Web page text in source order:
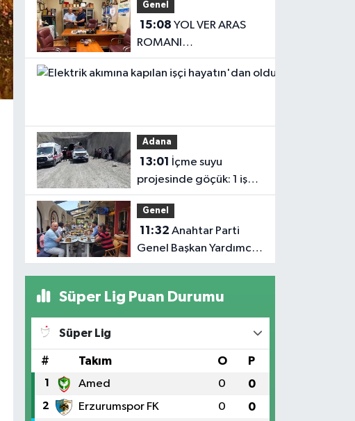
kararlı koca ikna edildi
Genel
15:08
ROMANI
OKUYUCUSUYLA
BULUŞTU
Adana
13:01
projesinde göçük: 1 işçi
hayatını kaybetti, 1'i
ağır yaralı
Genel
11:32
Genel Başkan Yardımcısı
Demiröz, Iğdır’da Basın
Süper Lig Puan Durumu
Süper Lig
# Takım O P
1 Amed 0 0
2 Erzurumspor FK 0 0